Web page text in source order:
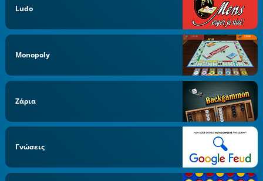
Ludo
Monopoly
Ζάρια
Γνώσεις